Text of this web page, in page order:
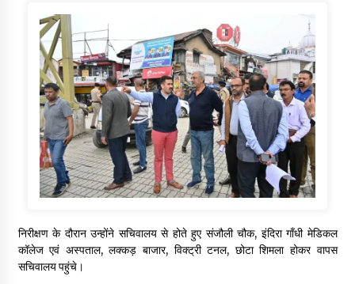
निरीक्षण के दौरान उन्होंने सचिवालय से होते हुए संजौली चौक, इंदिरा गाँधी मेडिकल
कॉलेज एवं अस्पताल, लक्कड़ बाजार, विक्ट्री टनल, छोटा शिमला होकर वापस
सचिवालय पहुंचे।